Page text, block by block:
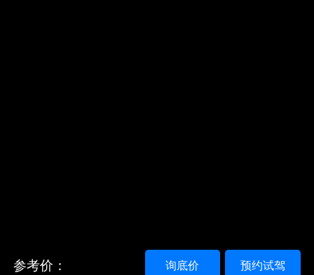
参考价： 预约试驾
询底价